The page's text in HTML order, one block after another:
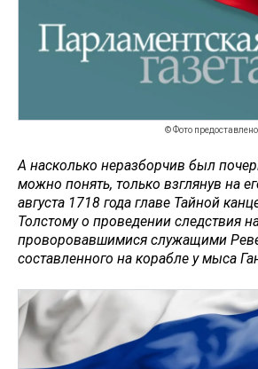
© Фото
А насколько неразборчив был
можно понять, только взглянув на
августа 1718 года главе Тайной
Толстому о проведении следствия
проворовавшимися служащими
составленного на корабле у мыса